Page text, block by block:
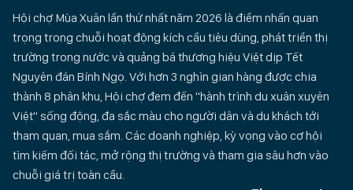
Hội chợ Mùa Xuân lần thứ nhất năm 2026 là điểm nhấn quan
trọng trong chuỗi hoạt động kích cầu tiêu dùng, phát triển thị
trường trong nước và quảng bá thương hiệu Việt dịp Tết
Nguyên đán Bính Ngọ. Với hơn 3 nghìn gian hàng được chia
thành 8 phân khu, Hội chợ đem đến "hành trình du xuân xuyên
Việt" sống động, đa sắc màu cho người dân và du khách tới
tham quan, mua sắm. Các doanh nghiệp, kỳ vọng vào cơ hội
tìm kiếm đối tác, mở rộng thị trường và tham gia sâu hơn vào
chuỗi giá trị toàn cầu.